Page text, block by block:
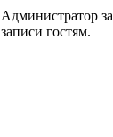
Администратор
записи гостям.